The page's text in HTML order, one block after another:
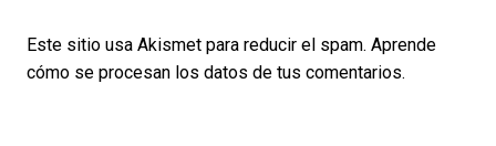
Este sitio usa Akismet para reducir el spam. Aprende
cómo se procesan los datos de tus comentarios.